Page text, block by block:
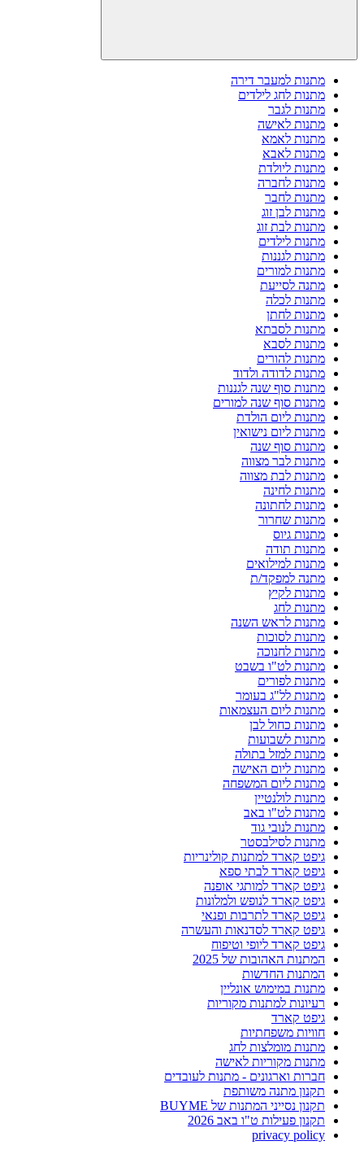
מתנות למעבר דירה
מתנות לחג לילדים
מתנות לגבר
מתנות לאישה
מתנות לאמא
מתנות לאבא
מתנות ליולדת
מתנות לחברה
מתנות לחבר
מתנות לבן זוג
מתנות לבת זוג
מתנות לילדים
מתנות לגננות
מתנות למורים
מתנה לסייעת
מתנות לכלה
מתנות לחתן
מתנות לסבתא
מתנות לסבא
מתנות להורים
מתנות לדודה ולדוד
מתנות סוף שנה לגננות
מתנות סוף שנה למורים
מתנות ליום הולדת
מתנות ליום נישואין
מתנות סוף שנה
מתנות לבר מצווה
מתנות לבת מצווה
מתנות לחינה
מתנות לחתונה
מתנות שחרור
מתנות גיוס
מתנות תודה
מתנות למילואים
מתנה למפקד/ת
מתנות לקיץ
מתנות לחג
מתנות לראש השנה
מתנות לסוכות
מתנות לחנוכה
מתנות לט"ו בשבט
מתנות לפורים
מתנות לל"ג בעומר
מתנות ליום העצמאות
מתנות כחול לבן
מתנות לשבועות
מתנות למזל בתולה
מתנות ליום האישה
מתנות ליום המשפחה
מתנות לולנטיין
מתנות לט"ו באב
מתנות לנובי גוד
מתנות לסילבסטר
גיפט קארד למתנות קולינריות
גיפט קארד לבתי ספא
גיפט קארד למותגי אופנה
גיפט קארד לנופש ולמלונות
גיפט קארד לתרבות ופנאי
גיפט קארד לסדנאות והעשרה
גיפט קארד ליופי וטיפוח
המתנות האהובות של 2025
המתנות החדשות
מתנות במימוש אונליין
רעיונות למתנות מקוריות
גיפט קארד
חוויות משפחתיות
מתנות מומלצות לחג
מתנות מקוריות לאישה
חברות וארגונים - מתנות לעובדים
תקנון מתנה משותפת
תקנון נסייני המתנות של BUYME
תקנון פעילות ט"ו באב 2026
privacy policy